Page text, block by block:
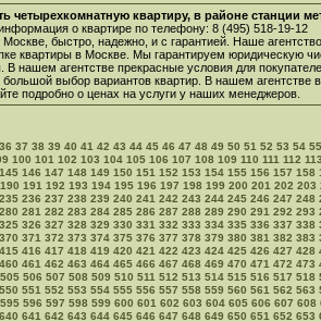
четырехкомнатную квартиру, в районе станции
о квартире по телефону: 8 (495) 518-19-12
Москве, быстро, надежно, и с гарантией. Наше
квартиры в Москве. Мы гарантируем юридическую
В нашем агентстве прекрасные условия для
большой выбор вариантов квартир. В нашем агентстве
подробно о ценах на услуги у наших менеджеров.
36 37 38 39 40 41 42 43 44 45 46 47 48 49 50 51 52 53 54 55
100 101 102 103 104 105 106 107 108 109 110 111 112 113
145 146 147 148 149 150 151 152 153 154 155 156 157 158
190 191 192 193 194 195 196 197 198 199 200 201 202 203
235 236 237 238 239 240 241 242 243 244 245 246 247 248
280 281 282 283 284 285 286 287 288 289 290 291 292 293
325 326 327 328 329 330 331 332 333 334 335 336 337 338
370 371 372 373 374 375 376 377 378 379 380 381 382 383
415 416 417 418 419 420 421 422 423 424 425 426 427 428
460 461 462 463 464 465 466 467 468 469 470 471 472 473
505 506 507 508 509 510 511 512 513 514 515 516 517 518
550 551 552 553 554 555 556 557 558 559 560 561 562 563
595 596 597 598 599 600 601 602 603 604 605 606 607 608
640 641 642 643 644 645 646 647 648 649 650 651 652 653